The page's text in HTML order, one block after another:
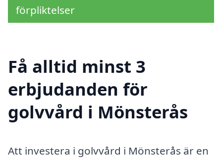
förpliktelser
Få alltid minst 3
erbjudanden för
golvvård i Mönsterås
Att investera i golvvård i Mönsterås är en